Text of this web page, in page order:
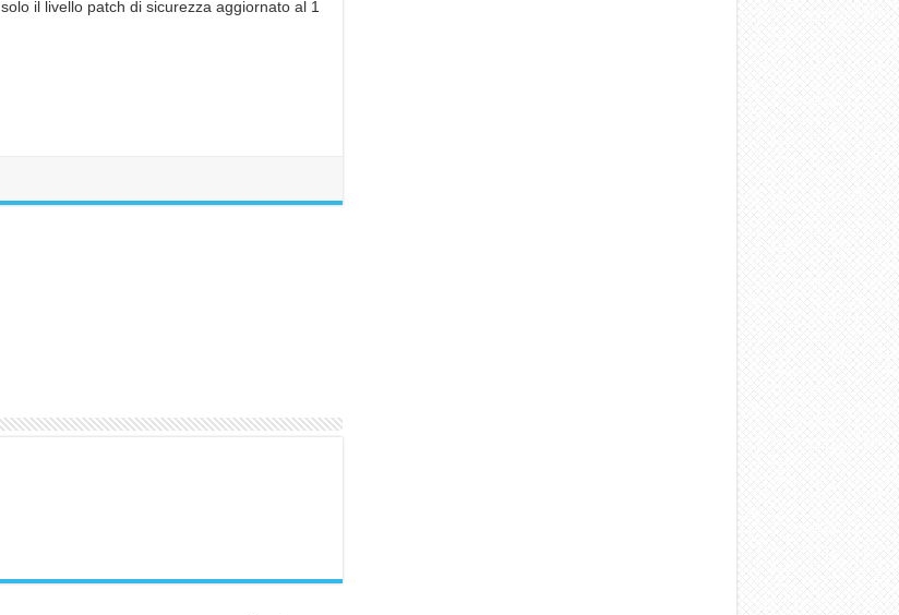
solo il livello patch di sicurezza aggiornato al 1